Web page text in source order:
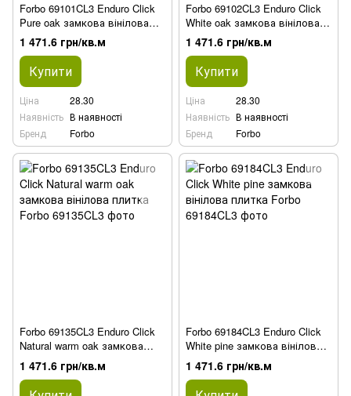
Forbo 69101CL3 Enduro Click
Pure oak замкова вінілова
плитка
1 471.6 грн/кв.м
Купити
Ціна
28.30
Наявність В наявності
Бренд
Forbo
Forbo 69102CL3 Enduro Click
White oak замкова вінілова
плитка
1 471.6 грн/кв.м
Купити
Ціна
28.30
Наявність В наявності
Бренд
Forbo
Forbo 69135CL3 Enduro Click
Natural warm oak замкова
вінілова плитка
1 471.6 грн/кв.м
Forbo 69184CL3 Enduro Click
White pine замкова вінілова
плитка
1 471.6 грн/кв.м